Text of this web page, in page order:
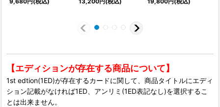
【エディションが存在する商品について】
1st edtion(1ED)が存在するカードに関して、商品タイトルにエディ
ション記載がなければ1ED、アンリミ(1ED表記なし)を選択するこ
とは出来ません。